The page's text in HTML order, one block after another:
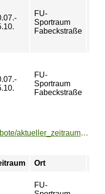
FU-
Sportraum
Fabeckstraße
FU-
Sportraum
Fabeckstraße
https://www.fu-sport.de/angebote/aktueller_zeitraum/_Pilates__und__Power.html
Ort
FU-